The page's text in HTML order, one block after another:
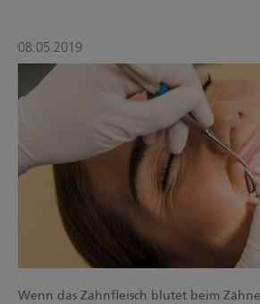
08.05.2019
Wenn das Zahnfleisch blutet beim